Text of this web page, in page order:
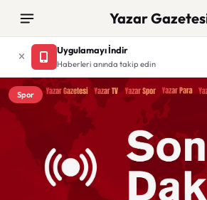
Yazar
Uygulamayı İndir
Haberleri anında takip edin
Spor